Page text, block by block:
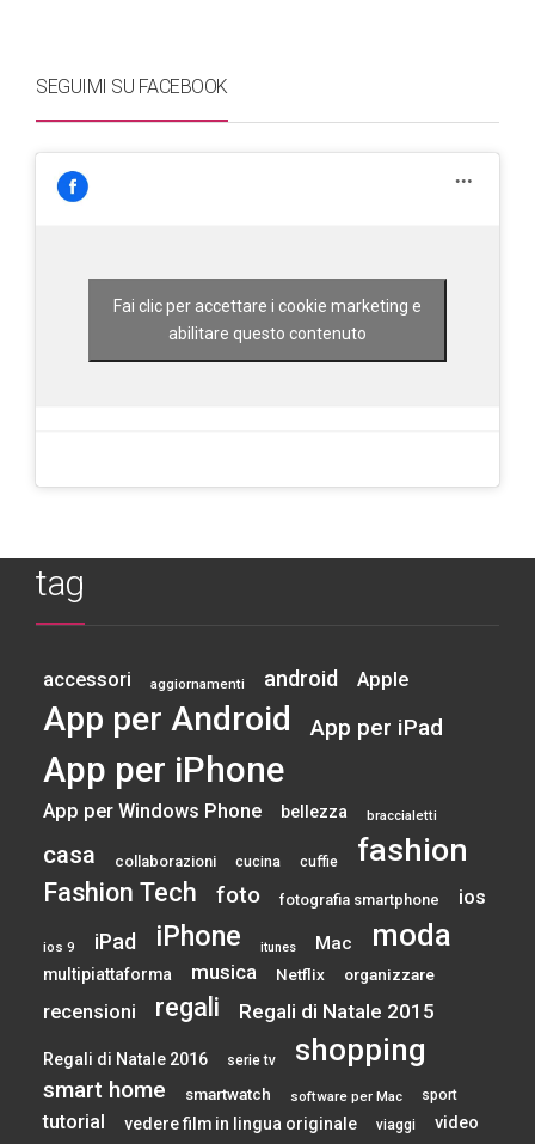
SEGUIMI SU FACEBOOK
Fai clic per accettare i cookie marketing e
abilitare questo contenuto
tag
accessori aggiornamenti android Apple
App per Android App per iPad
App per iPhone
App per Windows Phone bellezza braccialetti
casa collaborazioni cucina cuffie fashion
Fashion Tech foto fotografia smartphone ios
ios 9 iPad iPhone itunes Mac moda
multipiattaforma musica Netflix organizzare
recensioni regali Regali di Natale 2015
Regali di Natale 2016 serie tv shopping
smart home smartwatch software per Mac sport
tutorial vedere film in lingua originale viaggi video